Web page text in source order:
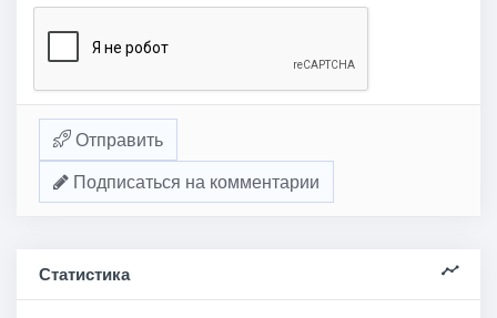
Отправить
Подписаться на комментарии
Статистика